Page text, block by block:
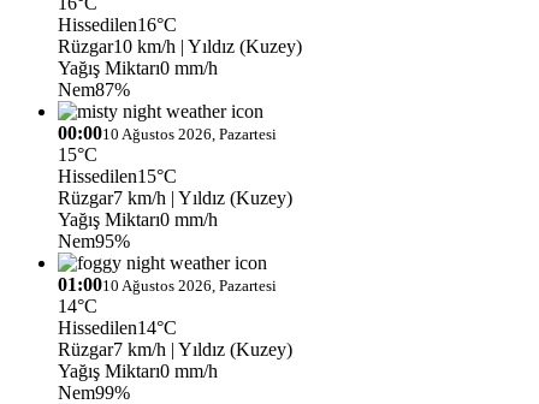
Hissedilen16°C
Rüzgar10 km/h | Yıldız (Kuzey)
Yağış Miktarı0 mm/h
Nem87%
00:0010 Ağustos 2026, Pazartesi
15°C
Hissedilen15°C
Rüzgar7 km/h | Yıldız (Kuzey)
Yağış Miktarı0 mm/h
Nem95%
01:0010 Ağustos 2026, Pazartesi
14°C
Hissedilen14°C
Rüzgar7 km/h | Yıldız (Kuzey)
Yağış Miktarı0 mm/h
Nem99%